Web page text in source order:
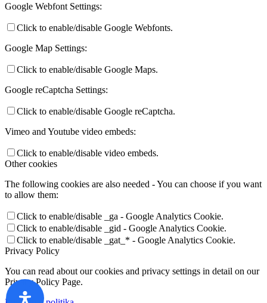
Google Webfont Settings:
Click to enable/disable Google Webfonts.
Google Map Settings:
Click to enable/disable Google Maps.
Google reCaptcha Settings:
Click to enable/disable Google reCaptcha.
Vimeo and Youtube video embeds:
Click to enable/disable video embeds.
Other cookies
The following cookies are also needed - You can choose if you want
to allow them:
Click to enable/disable _ga - Google Analytics Cookie.
Click to enable/disable _gid - Google Analytics Cookie.
Click to enable/disable _gat_* - Google Analytics Cookie.
Privacy Policy
You can read about our cookies and privacy settings in detail on our
Privacy Policy Page.